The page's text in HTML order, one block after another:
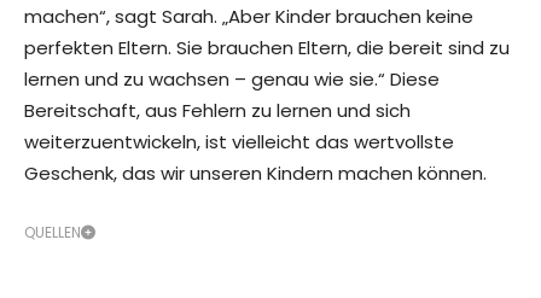
machen“, sagt Sarah. „Aber Kinder brauchen keine
perfekten Eltern. Sie brauchen Eltern, die bereit sind zu
lernen und zu wachsen – genau wie sie.“ Diese
Bereitschaft, aus Fehlern zu lernen und sich
weiterzuentwickeln, ist vielleicht das wertvollste
Geschenk, das wir unseren Kindern machen können.
QUELLEN